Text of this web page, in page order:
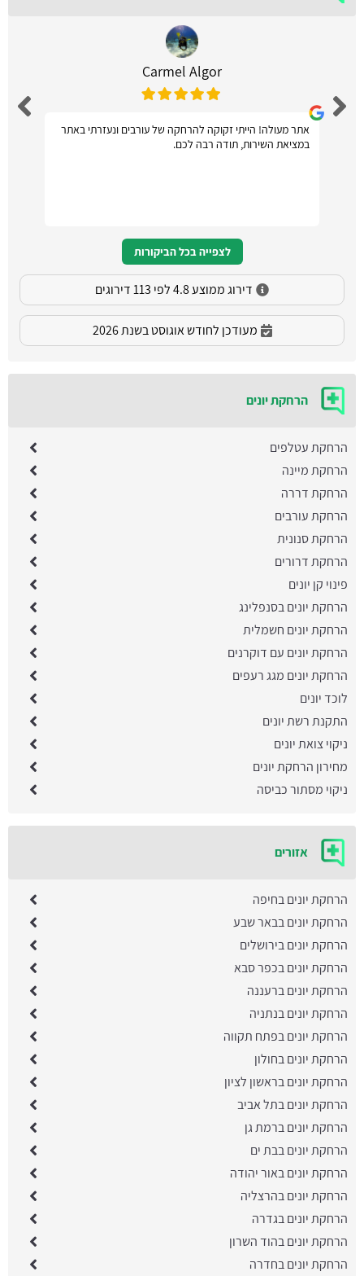
Carmel Algor
אתר מעולה! הייתי זקוקה להרחקה של עורבים ונעזרתי באתר
במציאת השירות, תודה רבה לכם.
לצפייה בכל הביקורות
דירוג ממוצע 4.8 לפי 113 דירוגים
מעודכן לחודש אוגוסט בשנת 2026
הרחקת יונים
הרחקת עטלפים
הרחקת מיינה
הרחקת דררה
הרחקת עורבים
הרחקת סנונית
הרחקת דרורים
פינוי קן יונים
הרחקת יונים בסנפלינג
הרחקת יונים חשמלית
הרחקת יונים עם דוקרנים
הרחקת יונים מגג רעפים
לוכד יונים
התקנת רשת יונים
ניקוי צואת יונים
מחירון הרחקת יונים
ניקוי מסתור כביסה
אזורים
הרחקת יונים בחיפה
הרחקת יונים בבאר שבע
הרחקת יונים בירושלים
הרחקת יונים בכפר סבא
הרחקת יונים ברעננה
הרחקת יונים בנתניה
הרחקת יונים בפתח תקווה
הרחקת יונים בחולון
הרחקת יונים בראשון לציון
הרחקת יונים בתל אביב
הרחקת יונים ברמת גן
הרחקת יונים בבת ים
הרחקת יונים באור יהודה
הרחקת יונים בהרצליה
הרחקת יונים בגדרה
הרחקת יונים בהוד השרון
הרחקת יונים בחדרה